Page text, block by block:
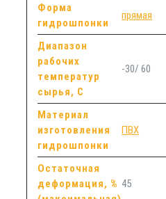
Форма
гидрошпонки
прямая
Диапазон
рабочих
температур
сырья, С
-30/ 60
Материал
изготовления
гидрошпонки
ПВХ
Остаточная
деформация, % 45